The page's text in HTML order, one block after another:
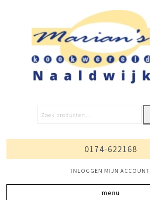
0174-622168
INLOGGEN MIJN ACCOUNT